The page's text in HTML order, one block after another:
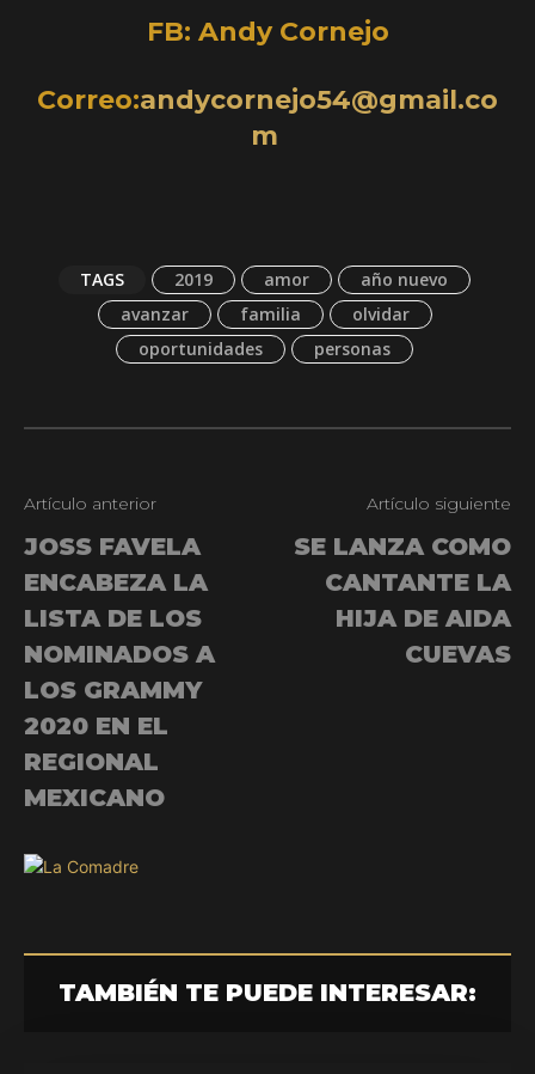
FB: Andy Cornejo
Correo:andycornejo54@gmail.co
m
TAGS 2019 amor
año nuevo
avanzar
familia
olvidar
oportunidades
personas
Artículo anterior
JOSS FAVELA
ENCABEZA LA
LISTA DE LOS
NOMINADOS A
LOS GRAMMY
2020 EN EL
REGIONAL
MEXICANO
Artículo siguiente
SE LANZA COMO
CANTANTE LA
HIJA DE AIDA
CUEVAS
TAMBIÉN TE PUEDE INTERESAR: